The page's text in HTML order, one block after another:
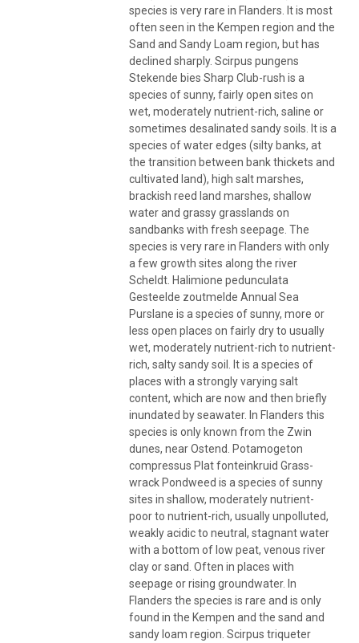
species is very rare in Flanders. It is most
often seen in the Kempen region and the
Sand and Sandy Loam region, but has
declined sharply. Scirpus pungens
Stekende bies Sharp Club-rush is a
species of sunny, fairly open sites on
wet, moderately nutrient-rich, saline or
sometimes desalinated sandy soils. It is a
species of water edges (silty banks, at
the transition between bank thickets and
cultivated land), high salt marshes,
brackish reed land marshes, shallow
water and grassy grasslands on
sandbanks with fresh seepage. The
species is very rare in Flanders with only
a few growth sites along the river
Scheldt. Halimione pedunculata
Gesteelde zoutmelde Annual Sea
Purslane is a species of sunny, more or
less open places on fairly dry to usually
wet, moderately nutrient-rich to nutrient-
rich, salty sandy soil. It is a species of
places with a strongly varying salt
content, which are now and then briefly
inundated by seawater. In Flanders this
species is only known from the Zwin
dunes, near Ostend. Potamogeton
compressus Plat fonteinkruid Grass-
wrack Pondweed is a species of sunny
sites in shallow, moderately nutrient-
poor to nutrient-rich, usually unpolluted,
weakly acidic to neutral, stagnant water
with a bottom of low peat, venous river
clay or sand. Often in places with
seepage or rising groundwater. In
Flanders the species is rare and is only
found in the Kempen and the sand and
sandy loam region. Scirpus triqueter